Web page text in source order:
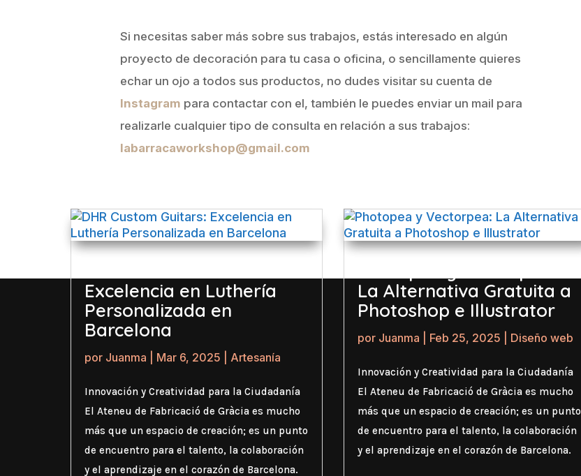
Si necesitas saber más sobre sus trabajos, estás interesado en algún
proyecto de decoración para tu casa o oficina, o sencillamente quieres
echar un ojo a todos sus productos, no dudes visitar su cuenta de
Instagram para contactar con el, también le puedes enviar un mail para
realizarle cualquier tipo de consulta en relación a sus trabajos:
labarracaworkshop@gmail.com
Excelencia en Luthería
Personalizada en
Barcelona
por Juanma Mar 6, 2025 Artesanía
Innovación y Creatividad para la Ciudadanía
El Ateneu de Fabricació de Gràcia es mucho
más que un espacio de creación; es un punto
de encuentro para el talento, la colaboración
y el aprendizaje en el corazón de Barcelona.
La Alternativa Gratuita a
Photoshop e Illustrator
por Juanma Feb 25, 2025 Diseño web
Innovación y Creatividad para la Ciudadanía
El Ateneu de Fabricació de Gràcia es mucho
más que un espacio de creación; es un punto
de encuentro para el talento, la colaboración
y el aprendizaje en el corazón de Barcelona.